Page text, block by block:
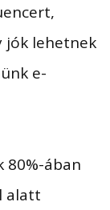
jók lehetnek
e-
80%-ában
alatt